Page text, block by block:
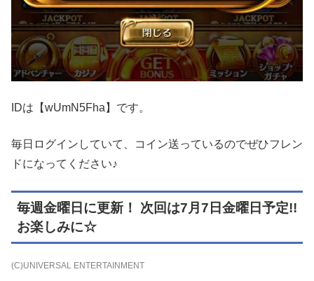
IDは【wUmN5Fha】です。
毎日ログインしていて、コイン送っているのでぜひフレン
ドになってください♪
毎週金曜日に更新！ 次回は7月7日金曜日予定!!
お楽しみに☆
(C)UNIVERSAL ENTERTAINMENT